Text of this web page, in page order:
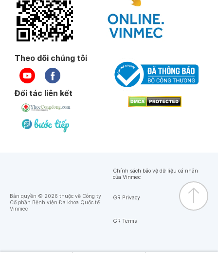
Theo dõi chúng tôi
Đối tác liên kết
Bản quyền © 2026 thuộc về Công ty
Cổ phần Bệnh viện Đa khoa Quốc tế
Vinmec
Chính sách bảo vệ dữ liệu cá nhân
của Vinmec
GR Privacy
GR Terms